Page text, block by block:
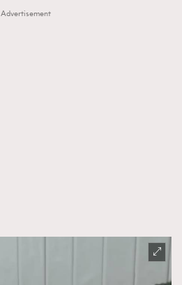
Advertisement